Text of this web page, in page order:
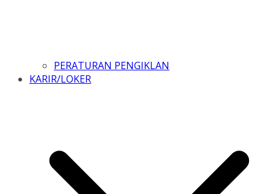
PERATURAN PENGIKLAN
KARIR/LOKER